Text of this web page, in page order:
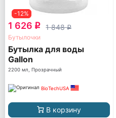
-12%
1 626 q 1 848q
Бутылочки
Бутылка для воды
Gallon
2200 мл, Прозрачный
BioTechUSA
В корзину